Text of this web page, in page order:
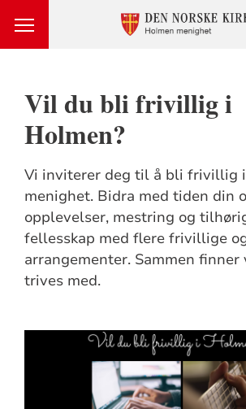
Vil du bli frivillig i
Holmen?
Vi inviterer deg til å bli frivillig
menighet. Bidra med tiden din
opplevelser, mestring og
fellesskap med flere frivillige
arrangementer. Sammen
trives med.